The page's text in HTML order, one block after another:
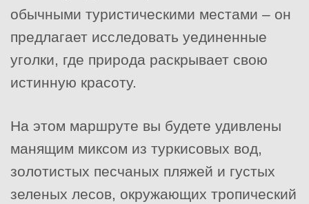
обычными туристическими местами – он
предлагает исследовать уединенные
уголки, где природа раскрывает свою
истинную красоту.
На этом маршруте вы будете удивлены
манящим миксом из туркисовых вод,
золотистых песчаных пляжей и густых
зеленых лесов, окружающих тропический